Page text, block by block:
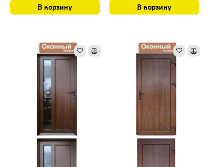
В корзину В корзину